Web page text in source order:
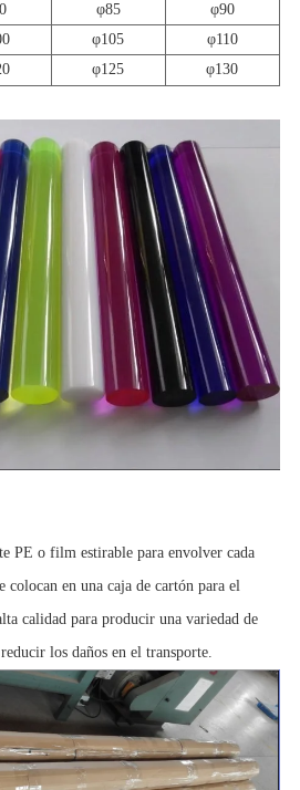
φ85
φ90
φ105
φ110
φ125 φ130
PE o film estirable para envolver cada
colocan en una caja de cartón para el
calidad para producir una variedad de
los daños en el transporte.